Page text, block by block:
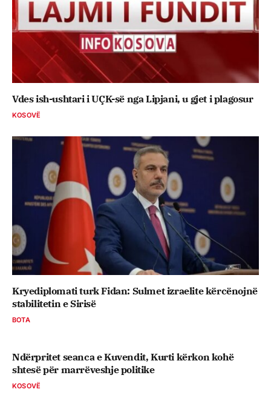
Vdes ish-ushtari i UÇK-së nga Lipjani, u gjet i plagosur
KOSOVË
Kryediplomati turk Fidan: Sulmet izraelite kërcënojnë
stabilitetin e Sirisë
BOTA
Ndërpritet seanca e Kuvendit, Kurti kërkon kohë
shtesë për marrëveshje politike
KOSOVË